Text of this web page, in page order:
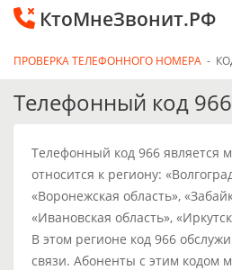
КтоМнеЗвонит.РФ
ПРОВЕРКА ТЕЛЕФОННОГО НОМЕРА -
Телефонный код 966
Телефонный код 966 является
относится к региону:
«Воронежская область»,
«Ивановская область»,
В этом регионе код 966
связи. Абоненты с этим кодом